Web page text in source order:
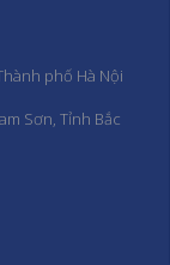
phố Hà Nội
Sơn, Tỉnh Bắc